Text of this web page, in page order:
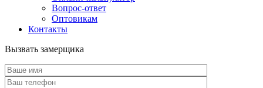
Вопрос-ответ
Оптовикам
Контакты
Вызвать замерщика